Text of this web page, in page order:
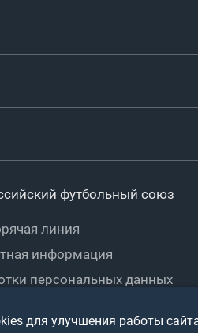
Любители
Спортшколы
Дети
футбольный союз
линия
информация
персональных данных
версия сайта
для улучшения работы